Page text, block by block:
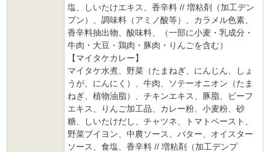
塩、しいたけエキス、香辛料 // 増粘剤（加工デン
プン）、調味料（アミノ酸等）、カラメル色素、
香辛料抽出物、酸味料、（一部に小麦・乳成分・
牛肉・大豆・鶏肉・豚肉・りんごを含む）
【マイタケカレー】
マイタケ水煮、野菜（たまねぎ、にんじん、しょ
うが、にんにく）、牛肉、ソテーオニオン（たま
ねぎ、植物油脂）、チキンエキス、豚脂、ビーフ
エキス、りんご加工品、カレー粉、小麦粉、砂
糖、しいたけだし、チャツネ、トマトペースト、
野菜ブイヨン、中農ソース、バター、オイスター
ソース、食塩、香辛料 // 増粘剤（加工デンプ